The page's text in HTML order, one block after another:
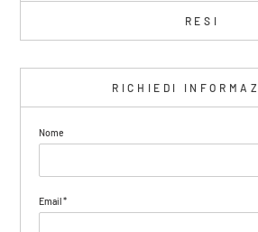
RESI
RICHIEDI
Nome
Email*